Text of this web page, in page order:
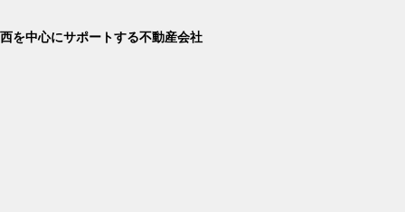
を中心にサポートする不動産会社